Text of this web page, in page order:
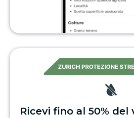
Ricevi fino al 50% del